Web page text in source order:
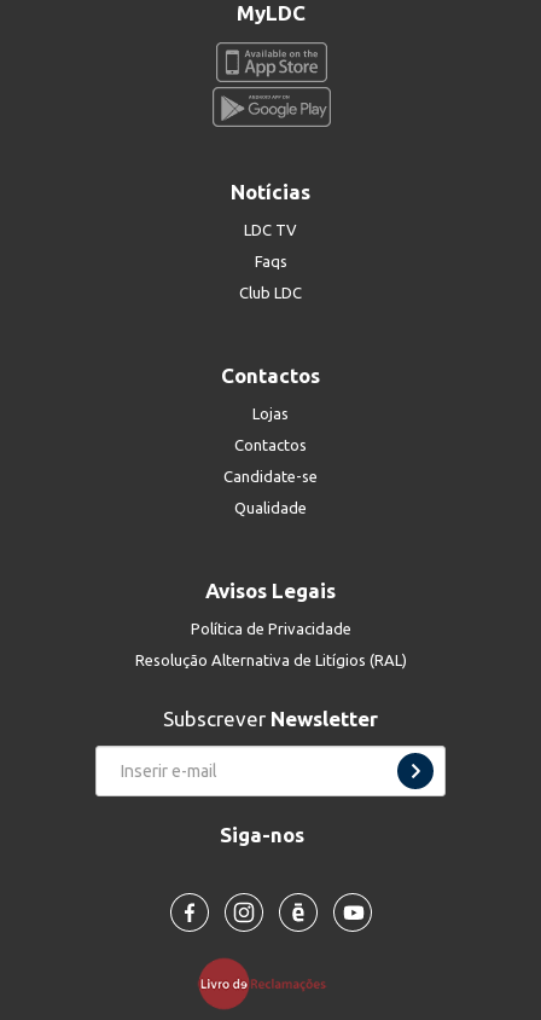
MyLDC
Notícias
LDC TV
Faqs
Club LDC
Contactos
Lojas
Contactos
Candidate-se
Qualidade
Avisos Legais
Política de Privacidade
Resolução Alternativa de Litígios (RAL)
Subscrever Newsletter
Siga-nos